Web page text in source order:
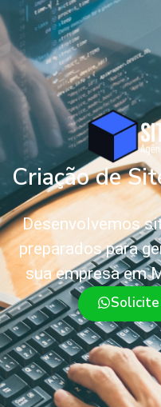
Criação de
Desenvolvemos
preparados para
sua empresa em
Solicite